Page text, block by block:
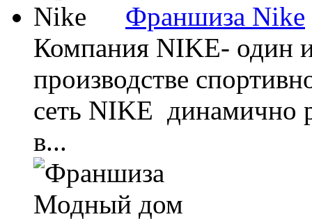
Франшиза Nike
Компания NIKE- один
производстве
сеть NIKE динамично
в...